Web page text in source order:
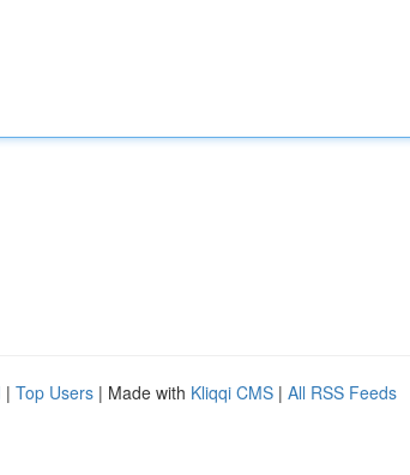
| Top Users | Made with Kliqqi CMS | All RSS Feeds